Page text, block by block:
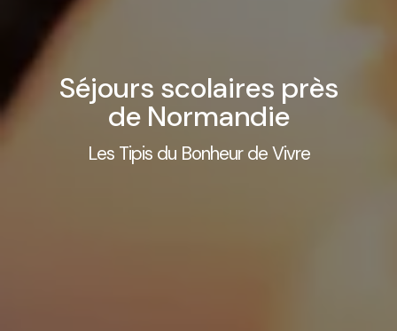
Séjours scolaires près
de Normandie
Les Tipis du Bonheur de Vivre